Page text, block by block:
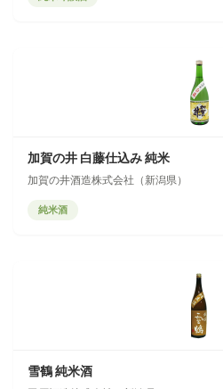
加賀の井 白藤仕込み 純米
加賀の井酒造株式会社（新潟県）
純米酒
雪鶴 純米酒